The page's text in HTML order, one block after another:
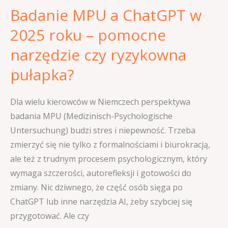
Badanie MPU a ChatGPT w
2025 roku – pomocne
narzędzie czy ryzykowna
pułapka?
Dla wielu kierowców w Niemczech perspektywa
badania MPU (Medizinisch-Psychologische
Untersuchung) budzi stres i niepewność. Trzeba
zmierzyć się nie tylko z formalnościami i biurokracją,
ale też z trudnym procesem psychologicznym, który
wymaga szczerości, autorefleksji i gotowości do
zmiany. Nic dziwnego, że część osób sięga po
ChatGPT lub inne narzędzia AI, żeby szybciej się
przygotować. Ale czy
narzędzie
ryzykowna
pułapka?